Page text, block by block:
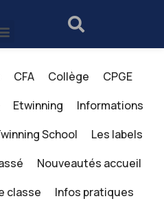
CFA Collège
CPGE
Etwinning
Informations
School
Les labels
Nouveautés accueil
classe
Infos pratiques